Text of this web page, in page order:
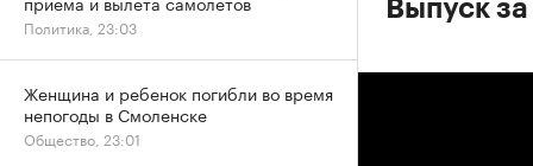
Выпуск
Политика, 23:03
Женщина и ребенок погибли во время
непогоды в Смоленске
Общество, 23:01